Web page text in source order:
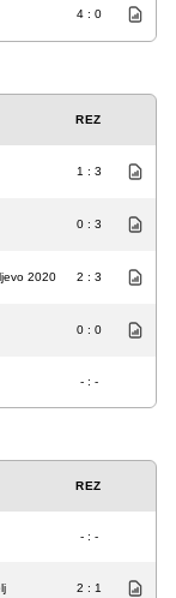
4 : 0
REZ
1 : 3
0 : 3
2020 2 : 3
0 : 0
- : -
REZ
- : -
2 : 1